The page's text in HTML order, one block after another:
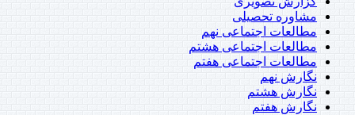
مشاوره تحصیلی
مطالعات اجتماعی نهم
مطالعات اجتماعی هشتم
مطالعات اجتماعی هفتم
نگارش نهم
نگارش هشتم
نگارش هفتم